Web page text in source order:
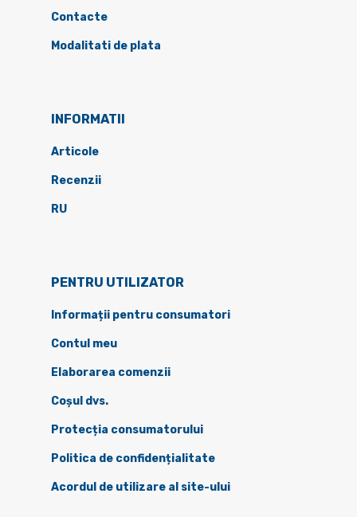
Contacte
Modalitati de plata
INFORMATII
Articole
Recenzii
RU
PENTRU UTILIZATOR
Informații pentru consumatori
Contul meu
Elaborarea comenzii
Coșul dvs.
Protecția consumatorului
Politica de confidențialitate
Acordul de utilizare al site-ului